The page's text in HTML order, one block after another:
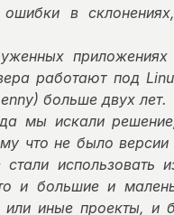
в
работают под
больше двух лет.
мы искали
что не было версии
использовать
и большие и
или иные проекты, и